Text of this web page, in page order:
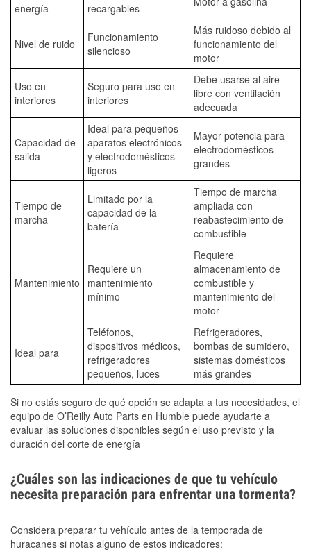
energía
recargables
Nivel de ruido
Funcionamiento
silencioso
Más ruidoso debido al
funcionamiento del
motor
Uso en
interiores
Seguro para uso en
interiores
Debe usarse al aire
libre con ventilación
adecuada
Capacidad de
salida
Ideal para pequeños
aparatos electrónicos
y electrodomésticos
ligeros
Mayor potencia para
electrodomésticos
grandes
Tiempo de
marcha
Limitado por la
capacidad de la
batería
Tiempo de marcha
ampliada con
reabastecimiento de
combustible
Mantenimiento
Requiere un
mantenimiento
mínimo
Requiere
almacenamiento de
combustible y
mantenimiento del
motor
Ideal para
Teléfonos,
dispositivos médicos,
refrigeradores
pequeños, luces
Refrigeradores,
bombas de sumidero,
sistemas domésticos
más grandes
Si no estás seguro de qué opción se adapta a tus necesidades, el
equipo de O’Reilly Auto Parts en Humble puede ayudarte a
evaluar las soluciones disponibles según el uso previsto y la
duración del corte de energía
¿Cuáles son las indicaciones de que tu vehículo
necesita preparación para enfrentar una tormenta?
Considera preparar tu vehículo antes de la temporada de
huracanes si notas alguno de estos indicadores: